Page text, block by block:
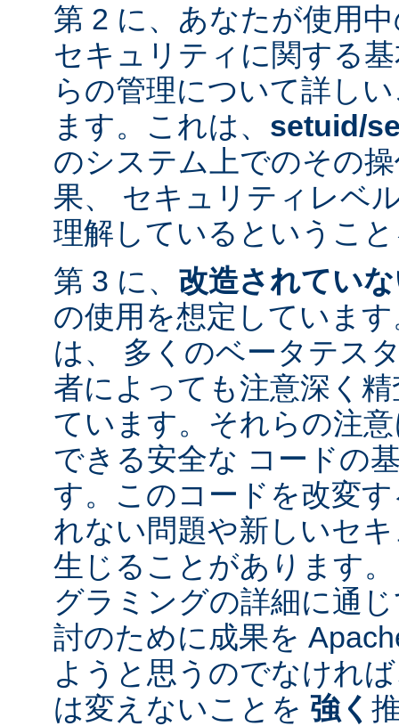
第 2 に、あなたが使用
セキュリティに関する
らの管理について詳し
ます。これは、 setuid/
のシステム上でのその
果、 セキュリティレベ
理解しているというこ
第 3 に、 改造されてい
の使用を想定していま
は、 多くのベータテス
者によっても注意深く
ています。それらの注
できる安全な コードの
す。このコードを改変
れない問題や新しいセ
生じることがあります
グラミングの詳細に通
討のために成果を
ようと思うのでなけれ
は変えないことを 強く